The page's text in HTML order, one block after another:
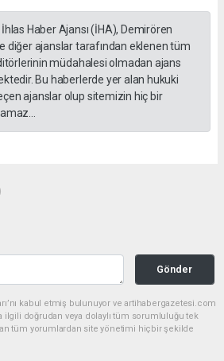
Haber Ajansı (İHA), Demirören
diğer ajanslar tarafından eklenen tüm
müdahalesi olmadan ajans
Bu haberlerde yer alan hukuki
ajanslar olup sitemizin hiç bir
Gönder
kabul etmiş bulunuyor ve artihabergazetesi.com
ilgili doğrudan veya dolaylı tüm sorumluluğu tek
tüm yorumlardan site yönetimi hiçbir şekilde